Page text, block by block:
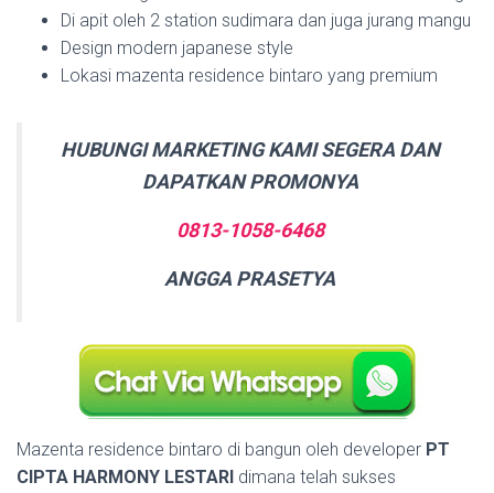
Di apit oleh 2 station sudimara dan juga jurang mangu
Design modern japanese style
Lokasi mazenta residence bintaro yang premium
HUBUNGI MARKETING KAMI SEGERA DAN
DAPATKAN PROMONYA
0813-1058-6468
ANGGA PRASETYA
Mazenta residence bintaro di bangun oleh developer PT
CIPTA HARMONY LESTARI dimana telah sukses